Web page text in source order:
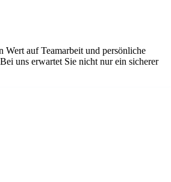
Wert auf Teamarbeit und persönliche
uns erwartet Sie nicht nur ein sicherer